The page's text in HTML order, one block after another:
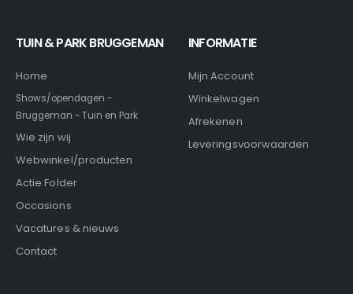
TUIN & PARK BRUGGEMAN
Home
Shows/opendagen -
Bruggeman - Tuin en Park
Wie zijn wij
Webwinkel/producten
Actie Folder
Occasions
Vacatures & nieuws
Contact
INFORMATIE
Mijn Account
Winkelwagen
Afrekenen
Leveringsvoorwaarden